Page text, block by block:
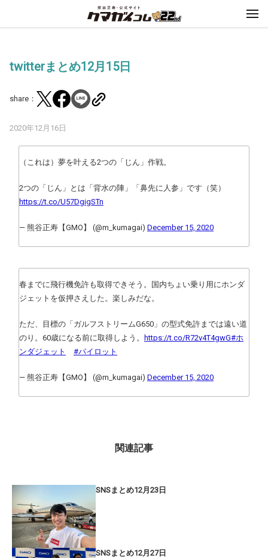
twitterまとめ12月15日
share：
2020年12月16日
（これは）夢を叶える2つの「じん」作戦。
2つの「じん」とは「背水の陣」「鼻先に人参」です（笑）
https://t.co/U57DgigSTn
— 熊谷正寿【GMO】 (@m_kumagai) December 15, 2020
春までに飛行機免許も取得できそう。国内ちょい乗り用にホンダ
ジェットを仮押さえした。楽しみだな。
ただ、目標の「ガルフストリームG650」の型式免許までは遠い道
のり。60歳になる前に取得しよう。
https://t.co/R72v4T4gwG#ホ
ンダジェット
#パイロット
— 熊谷正寿【GMO】 (@m_kumagai) December 15, 2020
関連記事
SNSまとめ12月23日
SNSまとめ12月27日